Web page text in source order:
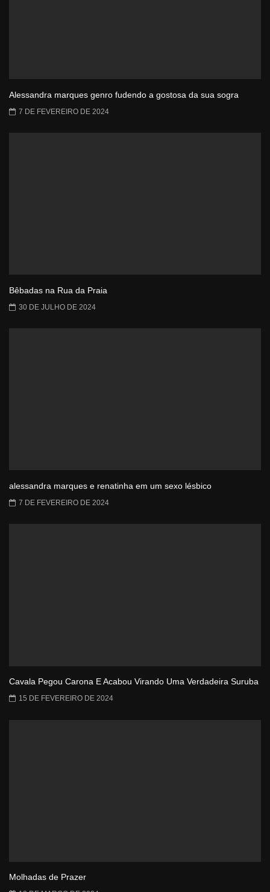
Alessandra marques genro fudendo a gostosa da sua sogra
7 DE FEVEREIRO DE 2024
Bêbadas na Rua da Praia
30 DE JULHO DE 2024
alessandra marques e renatinha em um sexo lésbico
7 DE FEVEREIRO DE 2024
Cavala Pegou Carona E Acabou Virando Uma Verdadeira Suruba
15 DE FEVEREIRO DE 2024
Molhadas de Prazer